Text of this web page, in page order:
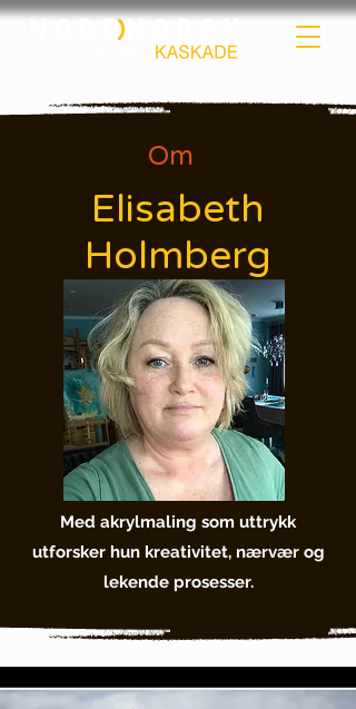
Om
Elisabeth
Holmberg
Med akrylmaling som uttrykk
utforsker hun kreativitet, nærvær og
lekende prosesser.